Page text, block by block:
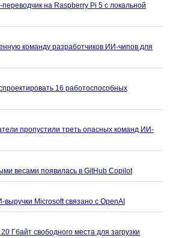
на Raspberry Pi 5 с локальной
команду разработчиков ИИ-чипов для
16 работоспособных
пропустили треть опасных команд ИИ-
весами появилась в GitHub Copilot
Microsoft связано с OpenAI
Гбайт свободного места для загрузки